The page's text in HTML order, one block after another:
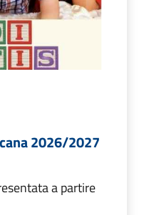
2026/2027
a partire